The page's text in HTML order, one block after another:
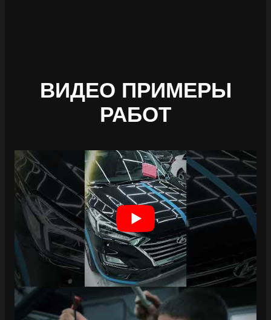
ВИДЕО ПРИМЕРЫ
РАБОТ